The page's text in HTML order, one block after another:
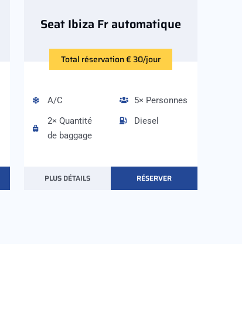
Seat Ibiza Fr automatique
Total réservation € 30/jour
A/C
2× Quantité
de baggage
5× Personnes
Diesel
PLUS DÉTAILS RÉSERVER